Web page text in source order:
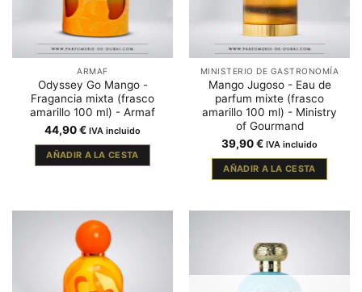
ARMAF
Odyssey Go Mango -
Fragancia mixta (frasco
amarillo 100 ml) - Armaf
44,90€ IVA incluido
AÑADIR A LA CESTA
MINISTERIO DE GASTRONOMÍA
Mango Jugoso - Eau de
parfum mixte (frasco
amarillo 100 ml) - Ministry
of Gourmand
39,90€ IVA incluido
AÑADIR A LA CESTA